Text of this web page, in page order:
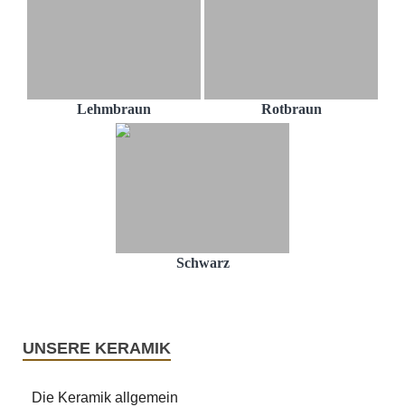
Lehmbraun Rotbraun
Schwarz
UNSERE KERAMIK
Die Keramik allgemein